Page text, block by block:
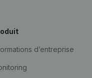
d’entreprise